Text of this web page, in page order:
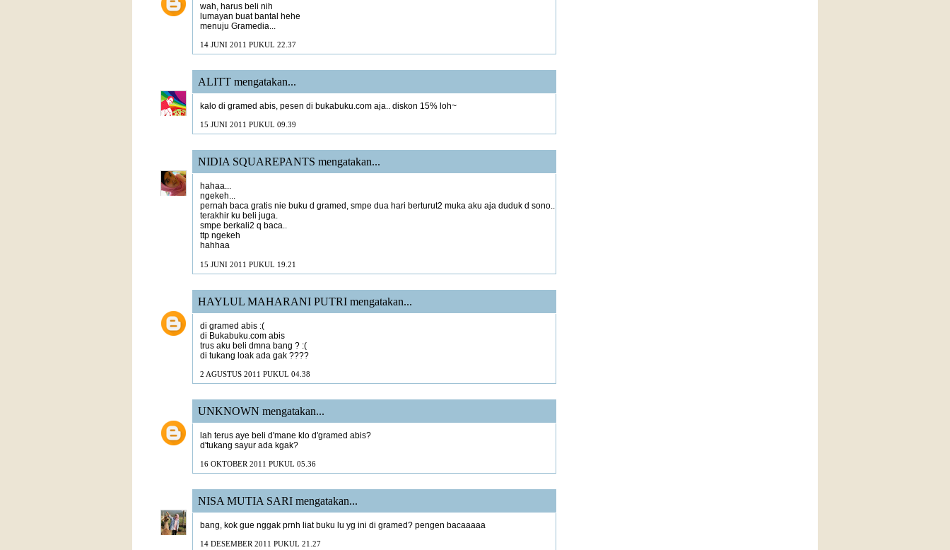
wah, harus beli nih
lumayan buat bantal hehe
menuju Gramedia...
14 JUNI 2011 PUKUL 22.37
ALITT mengatakan...
kalo di gramed abis, pesen di bukabuku.com aja.. diskon 15% loh~
15 JUNI 2011 PUKUL 09.39
NIDIA SQUAREPANTS mengatakan...
hahaa...
ngekeh...
pernah baca gratis nie buku d gramed, smpe dua hari berturut2 muka aku aja duduk d sono..
terakhir ku beli juga.
smpe berkali2 q baca..
ttp ngekeh
hahhaa
15 JUNI 2011 PUKUL 19.21
HAYLUL MAHARANI PUTRI mengatakan...
di gramed abis :(
di Bukabuku.com abis
trus aku beli dmna bang ? :(
di tukang loak ada gak ????
2 AGUSTUS 2011 PUKUL 04.38
UNKNOWN mengatakan...
lah terus aye beli d'mane klo d'gramed abis?
d'tukang sayur ada kgak?
16 OKTOBER 2011 PUKUL 05.36
NISA MUTIA SARI mengatakan...
bang, kok gue nggak prnh liat buku lu yg ini di gramed? pengen bacaaaaa
14 DESEMBER 2011 PUKUL 21.27